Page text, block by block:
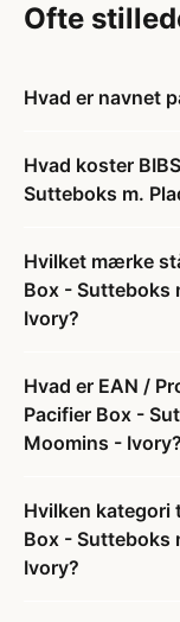
Ofte
Hvad er navnet
Hvad koster
Sutteboks m.
Hvilket mærke
Box - Sutteboks
Ivory?
Hvad er EAN /
Pacifier Box -
Moomins - Ivory?
Hvilken kategori
Box - Sutteboks
Ivory?